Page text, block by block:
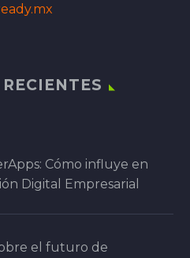
Cómo influye en
Digital Empresarial
el futuro de